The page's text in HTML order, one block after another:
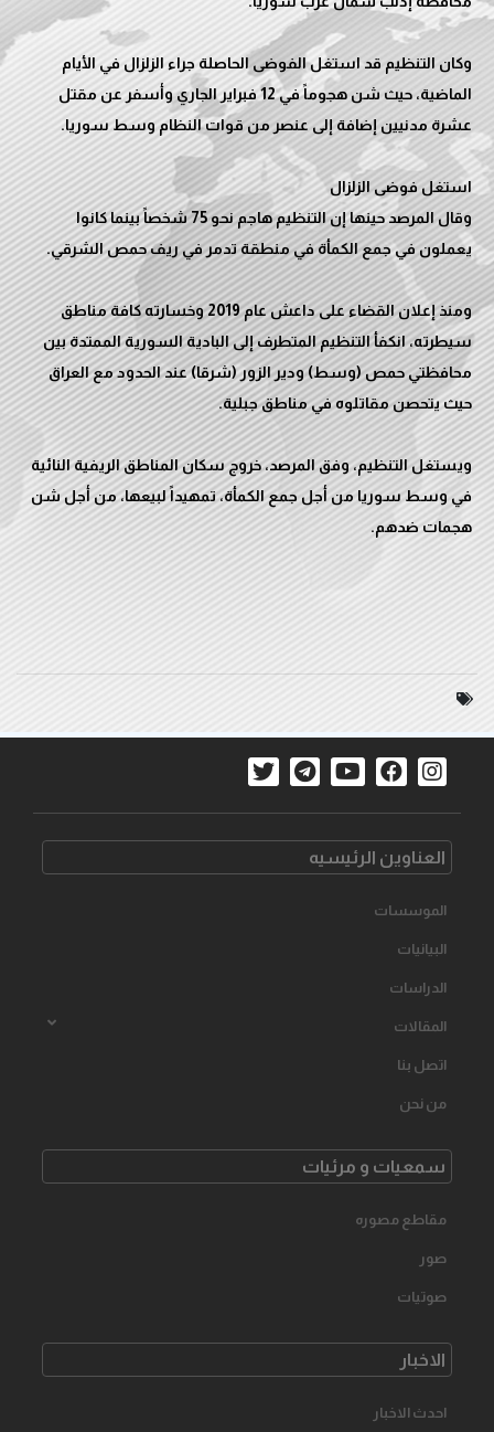
وكان التنظيم قد استغل الفوضى الحاصلة جراء الزلزال في الأيام
الماضية، حيث شن هجوماً في 12 فبراير الجاري وأسفر عن مقتل
وقال المرصد حينها إن التنظيم هاجم نحو 75 شخصاً بينما كانوا
ومنذ إعلان القضاء على داعش عام 2019 وخسارته كافة مناطق
سيطرته، انكفأ التنظيم المتطرف إلى البادية السورية الممتدة بين
محافظتي حمص (وسط) ودير الزور (شرقا) عند الحدود مع العراق
ويستغل التنظيم، وفق المرصد، خروج سكان المناطق الريفية النائية
في وسط سوريا من أجل جمع الكمأة، تمهيداً لبيعها، من أجل شن
هجمات ضدهم.
العناوین الرئیسیه
الموسسات
البیانیات
الدراسات
المقالات
اتصل بنا
من نحن
سمعیات و مرئیات
مقاطع مصوره
صور
صوتیات
الاخبار
احدث الاخبار